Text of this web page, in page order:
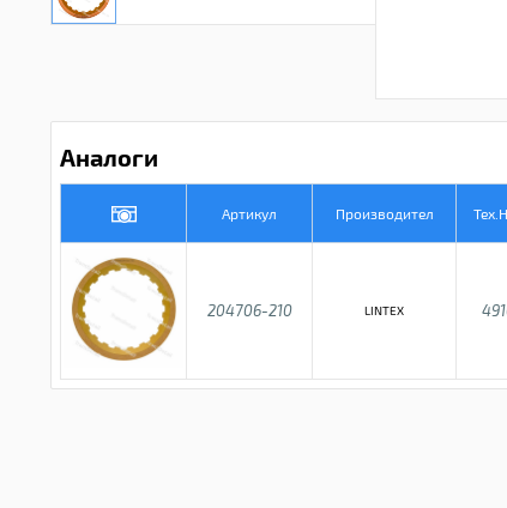
Аналоги
Артикул Производител
204706-210 LINTEX